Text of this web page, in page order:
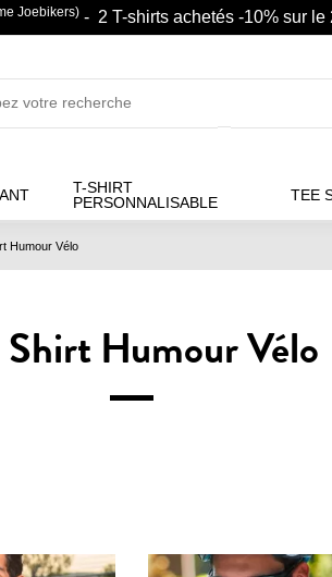
Joebikers) - 2 T-shirts achetés -10% sur le
T-SHIRT
PERSONNALISABLE
TEE
Humour Vélo
Shirt Humour Vélo